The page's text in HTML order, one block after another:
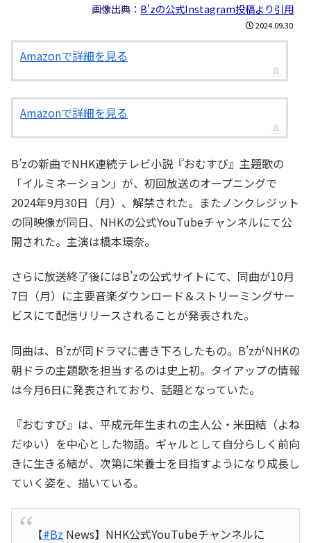
画像出典： B'zの公式Instagram投稿より引用
2024.09.30
Amazonで詳細を見る
Amazonで詳細を見る
B’zの新曲でNHK連続テレビ小説『おむすび』主題歌の
「イルミネーション」が、初回放送のオープニングで
2024年9月30日（月）、解禁された。またノンクレジット
の同映像が同日、NHKの公式YouTubeチャンネルにて公
開された。主演は橋本環奈。
さらに放送終了後にはB’zの公式サイトにて、同曲が10月
7日（月）に主要音楽ダウンロード＆ストリーミングサー
ビスにて配信リリースされることが発表された。
同曲は、B’zが同ドラマに書き下ろしたもの。B’zがNHKの
朝ドラの主題歌を担当するのは史上初。タイアップの情報
は今月6日に発表されており、話題となっていた。
『おむすび』は、平成元年生まれの主人公・米田結（よね
だゆい）を中心とした物語。ギャルとして自分らしく前向
きに生きる結が、次第に栄養士を目指すようになり成長し
ていく姿を、描いている。
【#Bz News】NHK公式YouTubeチャンネルに